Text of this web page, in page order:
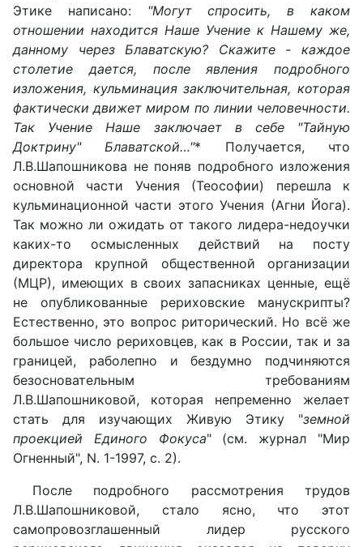
Этике написано: "Могут спросить, в каком
отношении находится Наше Учение к Нашему же,
данному через Блаватскую? Скажите - каждое
столетие дается, после явления подробного
изложения, кульминация заключительная, которая
фактически движет миром по линии человечности.
Так Учение Наше заключает в себе "Тайную
Доктрину" Блаватской…"* Получается, что
Л.В.Шапошникова не поняв подробного изложения
основной части Учения (Теософии) перешла к
кульминационной части этого Учения (Агни Йога).
Так можно ли ожидать от такого лидера-недоучки
каких-то осмысленных действий на посту
директора крупной общественной организации
(МЦР), имеющих в своих запасниках ценные, ещё
не опубликованные рериховские манускрипты?
Естественно, это вопрос риторический. Но всё же
большое число рериховцев, как в России, так и за
границей, раболепно и бездумно подчиняются
безосновательным требованиям
Л.В.Шапошниковой, которая непременно желает
стать для изучающих Живую Этику "земной
проекцией Единого Фокуса" (см. журнал "Мир
Огненный", N. 1-1997, с. 2).
После подробного рассмотрения трудов
Л.В.Шапошниковой, стало ясно, что этот
самопровозглашенный лидер русского